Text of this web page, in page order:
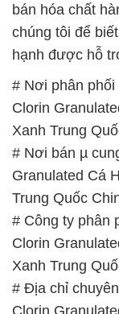
bán hóa chất
chúng tôi để
hạnh được hỗ
# Nơi phân phối
Clorin
Xanh Trung
# Nơi bán µ
Granulated Cá
Trung Quốc
# Công ty phân
Clorin
Xanh Trung
# Địa chỉ
Clorin